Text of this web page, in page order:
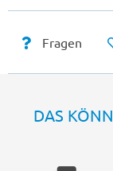
Fragen
DAS